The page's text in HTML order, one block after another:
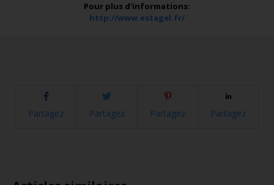
Pour plus d'informations:
http://www.estagel.fr/
Partagez Partagez Partagez Partagez